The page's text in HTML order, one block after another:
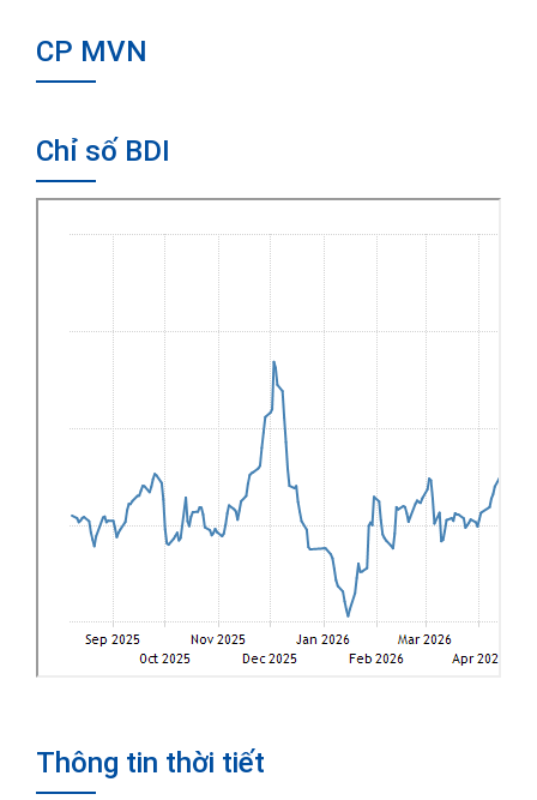
CP MVN
Chỉ số BDI
Thông tin thời tiết